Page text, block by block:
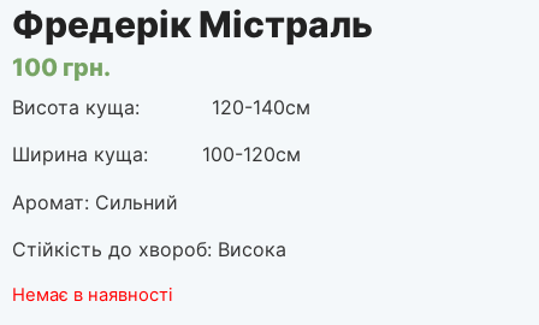
Фредерік Містраль
100 грн.
Висота куща: 120-140см
Ширина куща: 100-120см
Аромат: Сильний
Стійкість до хвороб: Висока
Немає в наявності